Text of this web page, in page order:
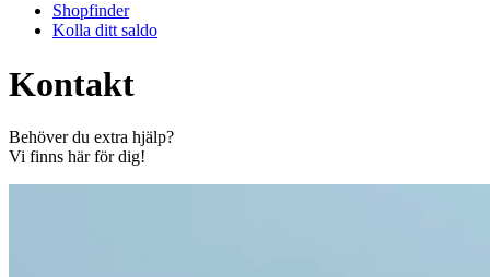
Shopfinder
Kolla ditt saldo
Kontakt
Behöver du extra hjälp?
Vi finns här för dig!